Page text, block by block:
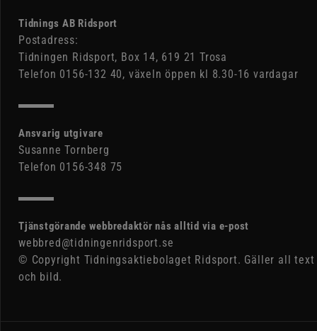
Tidnings AB Ridsport
Postadress:
Tidningen Ridsport, Box 14, 619 21 Trosa
Telefon 0156-132 40, växeln öppen kl 8.30-16 vardagar
Ansvarig utgivare
Susanne Tornberg
Telefon 0156-348 75
Tjänstgörande webbredaktör nås alltid via e-post
webbred@tidningenridsport.se
© Copyright Tidningsaktiebolaget Ridsport. Gäller all text
och bild.